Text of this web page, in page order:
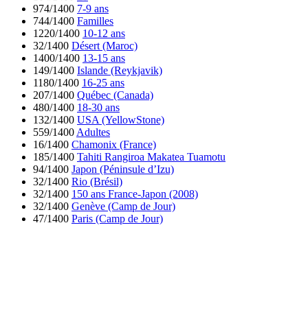
974/1400 7-9 ans
744/1400 Familles
1220/1400 10-12 ans
32/1400 Désert (Maroc)
1400/1400 13-15 ans
149/1400 Islande (Reykjavik)
1180/1400 16-25 ans
207/1400 Québec (Canada)
480/1400 18-30 ans
132/1400 USA (YellowStone)
559/1400 Adultes
16/1400 Chamonix (France)
185/1400 Tahiti Rangiroa Makatea Tuamotu
94/1400 Japon (Péninsule d’Izu)
32/1400 Rio (Brésil)
32/1400 150 ans France-Japon (2008)
32/1400 Genève (Camp de Jour)
47/1400 Paris (Camp de Jour)